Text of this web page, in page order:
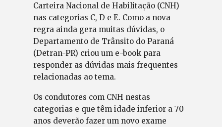
Carteira Nacional de Habilitação (CNH)
nas categorias C, D e E. Como a nova
regra ainda gera muitas dúvidas, o
Departamento de Trânsito do Paraná
(Detran-PR) criou um e-book para
responder as dúvidas mais frequentes
relacionadas ao tema.
Os condutores com CNH nestas
categorias e que têm idade inferior a 70
anos deverão fazer um novo exame